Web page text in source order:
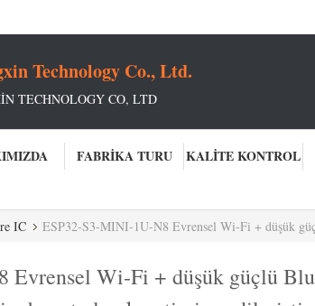
Technology Co., Ltd.
TECHNOLOGY CO, LTD
FABRIKA TURU KALITE KONTROL
IC ESP32-S3-MINI-1U-N8 Evrensel Wi-Fi + düşük güçlü
Evrensel Wi-Fi + düşük güçlü